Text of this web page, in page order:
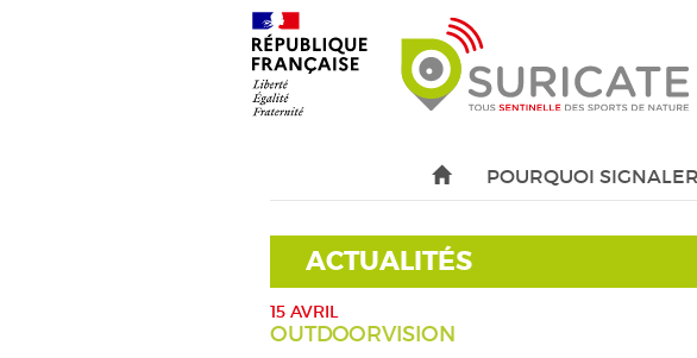
POURQUOI
ACTUALITÉS
15 AVRIL
OUTDOORVISION